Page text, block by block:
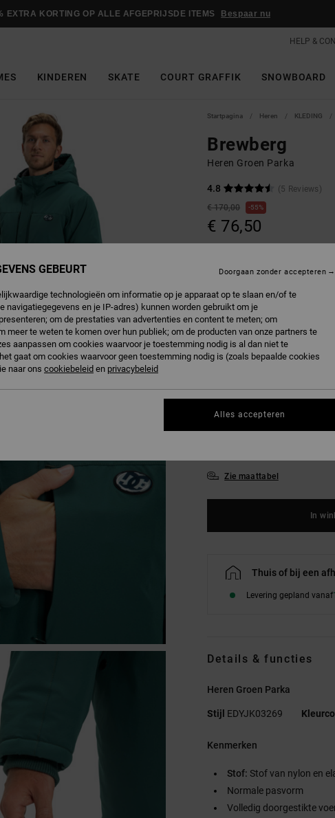
EXTRA KORTING OP ALLE AFGEPRIJSDE ITEMS Bespaar nu
HELP &
KINDEREN SKATE COURT GRAFFIK SNOWBOARD
Startpagina Heren KLEDING
Brewberg
Heren Groen Parka
4.8
(5 Reviews)
€ 170,00
55%
€ 76,50
SALE ON SALE 25% EXTRA
Kleur Ponderosa Pine
Zie maattabel
In
Thuis of bij een
Levering gepland vanaf
Details & functies
Heren Groen Parka
Stijl EDYJK03269
Kenmerken
Stof: Stof van nylon en
Normale pasvorm
Volledig doorgestikte
GEBEURT
technologieën om informatie op je apparaat op te slaan en/of te
navigatiegegevens en je IP-adres) kunnen worden gebruikt om je
om de prestaties van advertenties en content te meten; om
meer te weten te komen over hun publiek; om de producten van onze partners te
aanpassen om cookies waarvoor je toestemming nodig is al dan niet te
gaat om cookies waarvoor geen toestemming nodig is (zoals bepaalde cookies
naar ons cookiebeleid en privacybeleid
Doorgaan zonder accepteren
Alles accepteren